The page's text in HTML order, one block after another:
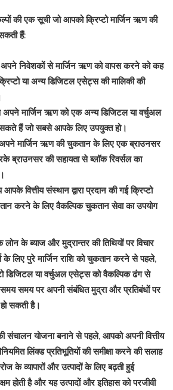
की एक सूची जो आपको क्रिप्टो मार्जिन ऋण की
हैं:
निवेशकों से मार्जिन ऋण को वापस करने को कह
या अन्य डिजिटल एसेट्स की मालिकी की
मार्जिन ऋण को एक अन्य डिजिटल या वर्चुअल
हैं जो सबसे आपके लिए उपयुक्त हो।
मार्जिन ऋण की चुकतान के लिए एक ब्राउनसर
ब्राउनसर की सहायता से ब्लॉक रिवर्सल का
वित्तीय संस्थान द्वारा प्रदान की गई क्रिप्टो
करने के लिए वैकल्पिक चुकतान सेवा का उपयोग
के ब्याज और मुद्रान्तर की तिथियों पर विचार
के लिए पुरे मार्जिन राशि को चुकतान करने से पहले,
डिजिटल या वर्चुअल एसेट्स को वैकल्पिक ढंग से
समय समय पर अपनी संबंधित मुद्रा और प्रतिबंधों पर
सकती है।
संचालन योजना बनाने से पहले, आपको अपनी वित्तीय
लिंक्ड प्रतिभूतियों की समीक्षा करने की सलाह
के व्यापारों और उत्पादों के लिए बढ़ती हुई
होती है और यह उत्पादों और इतिहास को परजीवी